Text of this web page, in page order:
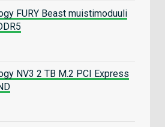
FURY Beast muistimoduuli
NV3 2 TB M.2 PCI Express